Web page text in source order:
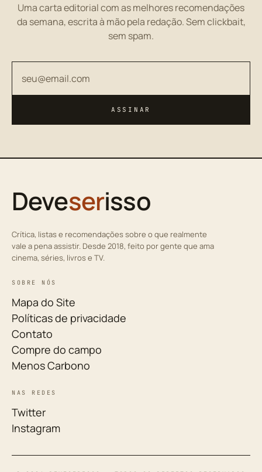
Uma carta editorial com as melhores recomendações
da semana, escrita à mão pela redação. Sem clickbait,
sem spam.
ASSINAR
Deveserisso
Crítica, listas e recomendações sobre o que realmente
vale a pena assistir. Desde 2018, feito por gente que ama
cinema, séries, livros e TV.
SOBRE NÓS
Mapa do Site
Políticas de privacidade
Contato
Compre do campo
Menos Carbono
NAS REDES
Twitter
Instagram